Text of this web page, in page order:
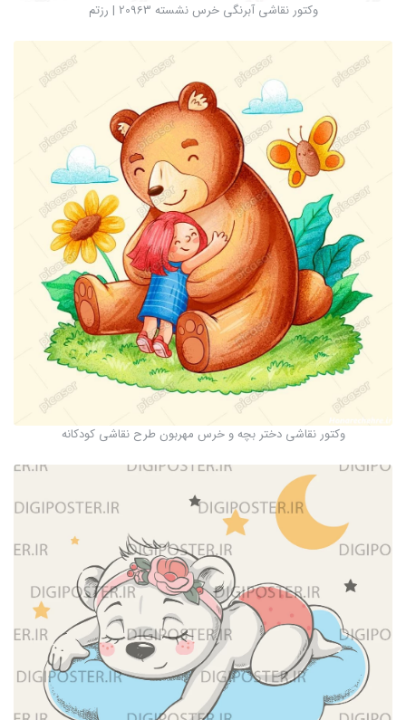
وکتور نقاشی آبرنگی خرس نشسته 20963 | رزتم
وکتور نقاشی دختر بچه و خرس مهربون طرح نقاشی کودکانه